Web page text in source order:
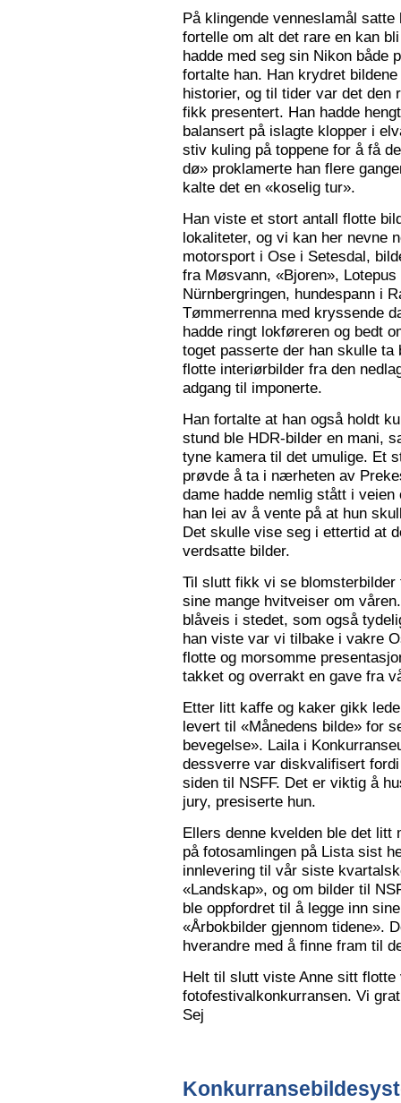
På klingende venneslamål
fortelle om alt det rare en kan
hadde med seg sin Nikon både
fortalte han. Han krydret
historier, og til tider var det den
fikk presentert. Han hadde
balansert på islagte klopper i
stiv kuling på toppene for å få
dø» proklamerte han flere
kalte det en «koselig tur».
Han viste et stort antall flotte
lokaliteter, og vi kan her nevne
motorsport i Ose i Setesdal,
fra Møsvann, «Bjoren»,
Nürnbergringen, hundespann i
Tømmerrenna med kryssende
hadde ringt lokføreren og bedt
toget passerte der han skulle
flotte interiørbilder fra den
adgang til imponerte.
Han fortalte at han også holdt
stund ble HDR-bilder en mani,
tyne kamera til det umulige. Et
prøvde å ta i nærheten av
dame hadde nemlig stått i
han lei av å vente på at hun
Det skulle vise seg i ettertid at
verdsatte bilder.
Til slutt fikk vi se
sine mange hvitveiser om
blåveis i stedet, som også
han viste var vi tilbake i vakre
flotte og morsomme
takket og overrakt en gave fra
Etter litt kaffe og kaker gikk
levert til «Månedens bilde» for
bevegelse». Laila i
dessverre var diskvalifisert
siden til NSFF. Det er viktig å
jury, presiserte hun.
Ellers denne kvelden ble det litt
på fotosamlingen på Lista sist
innlevering til vår siste
«Landskap», og om bilder til
ble oppfordret til å legge inn
«Årbokbilder gjennom tidene».
hverandre med å finne fram til
Helt til slutt viste Anne sitt flotte
fotofestivalkonkurransen. Vi
Sej